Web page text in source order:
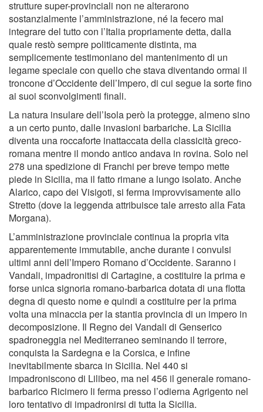
strutture super-provinciali non ne alterarono
sostanzialmente l’amministrazione, né la fecero mai
integrare del tutto con l’Italia propriamente detta, dalla
quale restò sempre politicamente distinta, ma
semplicemente testimoniano del mantenimento di un
legame speciale con quello che stava diventando ormai il
troncone d’Occidente dell’Impero, di cui segue la sorte fino
ai suoi sconvolgimenti finali.
La natura insulare dell’Isola però la protegge, almeno sino
a un certo punto, dalle invasioni barbariche. La Sicilia
diventa una roccaforte inattaccata della classicità greco-
romana mentre il mondo antico andava in rovina. Solo nel
278 una spedizione di Franchi per breve tempo mette
piede in Sicilia, ma il fatto rimane a lungo isolato. Anche
Alarico, capo dei Visigoti, si ferma improvvisamente allo
Stretto (dove la leggenda attribuisce tale arresto alla Fata
Morgana).
L’amministrazione provinciale continua la propria vita
apparentemente immutabile, anche durante i convulsi
ultimi anni dell’Impero Romano d’Occidente. Saranno i
Vandali, impadronitisi di Cartagine, a costituire la prima e
forse unica signoria romano-barbarica dotata di una flotta
degna di questo nome e quindi a costituire per la prima
volta una minaccia per la stantia provincia di un impero in
decomposizione. Il Regno dei Vandali di Genserico
spadroneggia nel Mediterraneo seminando il terrore,
conquista la Sardegna e la Corsica, e infine
inevitabilmente sbarca in Sicilia. Nel 440 si
impadroniscono di Lilibeo, ma nel 456 il generale romano-
barbarico Ricimero li ferma presso l’odierna Agrigento nel
loro tentativo di impadronirsi di tutta la Sicilia.